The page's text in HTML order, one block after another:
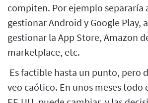
compiten. Por ejemplo separaría
gestionar Android y Google Play,
gestionar la App Store, Amazon
marketplace, etc.
Es factible hasta un punto, pero
veo caótico. En unos meses todo